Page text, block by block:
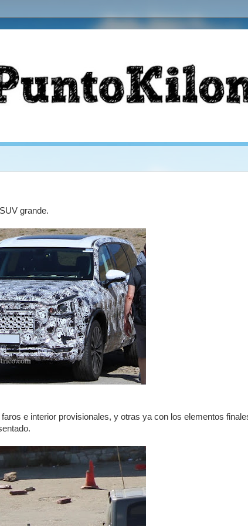
grande.
e interior provisionales, y otras ya con los elementos